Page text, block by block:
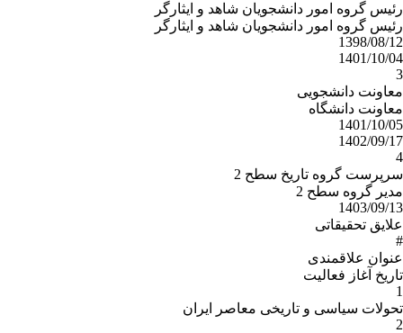
رئیس گروه امور دانشجویان شاهد و ایثارگر
رئیس گروه امور دانشجویان شاهد و ایثارگر
1398/08/12
1401/10/04
3
معاونت دانشجویی
معاونت دانشگاه
1401/10/05
1402/09/17
4
سرپرست گروه تاریخ سطح 2
مدیر گروه سطح 2
1403/09/13
علایق تحقیقاتی
#
عنوان علاقمندى
تاریخ آغاز فعالیت
1
تحولات سیاسی و تاریخی معاصر ایران
2